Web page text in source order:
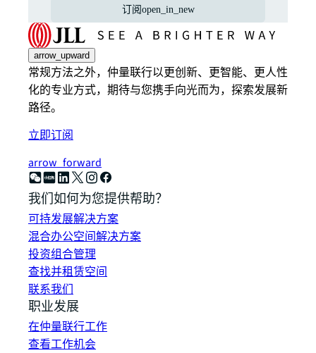
订阅open_in_new
arrow_upward
常规方法之外，仲量联行以更创新、更智能、更人性
化的专业方式，期待与您携手向光而为，探索发展新
路径。
立即订阅
arrow_forward
我们如何为您提供帮助？
可持发展解决方案
混合办公空间解决方案
投资组合管理
查找并租赁空间
联系我们
职业发展
在仲量联行工作
查看工作机会